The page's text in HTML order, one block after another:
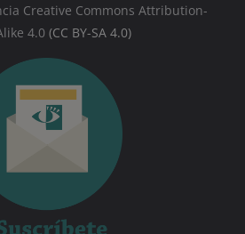
Creative Commons Attribution-
4.0 (CC BY-SA 4.0)